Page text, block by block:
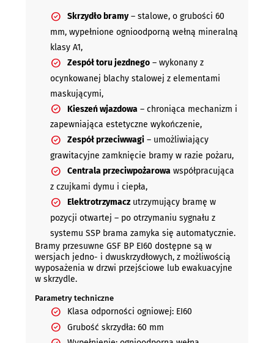
Skrzydło bramy– stalowe, o grubości 60
mm, wypełnione ognioodporną wełną mineralną
klasy A1,
Zespół toru jezdnego– wykonany z
ocynkowanej blachy stalowej z elementami
maskującymi,
Kieszeń wjazdowa– chroniąca mechanizm i
zapewniająca estetyczne wykończenie,
Zespół przeciwwagi– umożliwiający
grawitacyjne zamknięcie bramy w razie pożaru,
Centrala przeciwpożarowawspółpracująca
z czujkami dymu i ciepła,
Elektrotrzymaczutrzymujący bramę w
pozycji otwartej – po otrzymaniu sygnału z
systemu SSP brama zamyka się automatycznie.
Bramy przesuwne GSF BP EI60 dostępne są w
wersjach jedno- i dwuskrzydłowych, z możliwością
wyposażenia w drzwi przejściowe lub ewakuacyjne
w skrzydle.
Parametry techniczne
Klasa odporności ogniowej: EI60
Grubość skrzydła: 60 mm